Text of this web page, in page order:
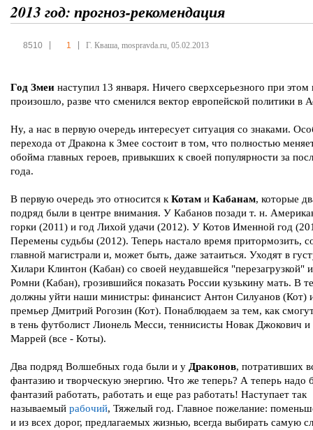
2013 год: прогноз-рекомендация
8510 1 Г. Кваша, mospravda.ru, 05.02.2013
Год Змеи наступил 13 января. Ничего сверхсерьезного при этом
произошло, разве что сменился вектор европейской политики в
Ну, а нас в первую очередь интересует ситуация со знаками.
перехода от Дракона к Змее состоит в том, что полностью
обойма главных героев, привыкших к своей популярности за
года.
В первую очередь это относится к Котам и Кабанам, которые
подряд были в центре внимания. У Кабанов позади т. н.
горки (2011) и год Лихой удачи (2012). У Котов Именной год
Перемены судьбы (2012). Теперь настало время притормозить,
главной магистрали и, может быть, даже затаиться. Уходят в
Хилари Клинтон (Кабан) со своей неудавшейся "перезагрузкой"
Ромни (Кабан), грозившийся показать России кузькину мать. В
должны уйти наши министры: финансист Антон Силуанов (Кот)
премьер Дмитрий Рогозин (Кот). Понаблюдаем за тем, как
в тень футболист Лионель Месси, теннисисты Новак Джокович
Маррей (все - Коты).
Два подряд Волшебных года были и у Драконов, потративших
фантазию и творческую энергию. Что же теперь? А теперь надо
фантазий работать, работать и еще раз работать! Наступает так
называемый рабочий, Тяжелый год. Главное пожелание:
и из всех дорог, предлагаемых жизнью, всегда выбирать самую